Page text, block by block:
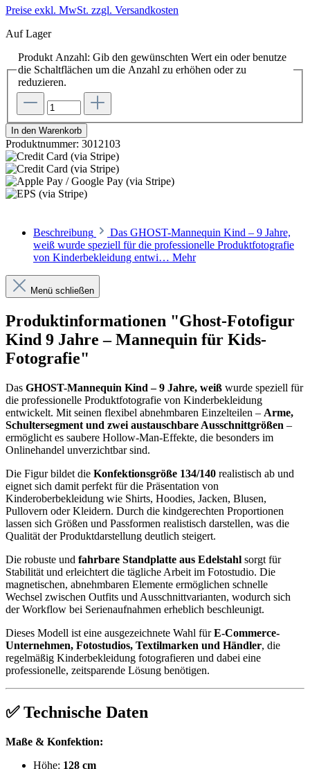
Preise exkl. MwSt. zzgl. Versandkosten
Auf Lager
Produkt Anzahl: Gib den gewünschten Wert ein oder benutze
die Schaltflächen um die Anzahl zu erhöhen oder zu
reduzieren.
In den Warenkorb
Produktnummer: 3012103
Beschreibung
Das GHOST-Mannequin Kind – 9 Jahre,
weiß wurde speziell für die professionelle Produktfotografie
von Kinderbekleidung entwi… Mehr
Menü schließen
Produktinformationen "Ghost-Fotofigur
Kind 9 Jahre – Mannequin für Kids-
Fotografie"
Das GHOST-Mannequin Kind – 9 Jahre, weiß wurde speziell für
die professionelle Produktfotografie von Kinderbekleidung
entwickelt. Mit seinen flexibel abnehmbaren Einzelteilen – Arme,
Schultersegment und zwei austauschbare Ausschnittgrößen –
ermöglicht es saubere Hollow-Man-Effekte, die besonders im
Onlinehandel unverzichtbar sind.
Die Figur bildet die Konfektionsgröße 134/140 realistisch ab und
eignet sich damit perfekt für die Präsentation von
Kinderoberbekleidung wie Shirts, Hoodies, Jacken, Blusen,
Pullovern oder Kleidern. Durch die kindgerechten Proportionen
lassen sich Größen und Passformen realistisch darstellen, was die
Qualität der Produktdarstellung deutlich steigert.
Die robuste und fahrbare Standplatte aus Edelstahl sorgt für
Stabilität und erleichtert die tägliche Arbeit im Fotostudio. Die
magnetischen, abnehmbaren Elemente ermöglichen schnelle
Wechsel zwischen Outfits und Ausschnittvarianten, wodurch sich
der Workflow bei Serienaufnahmen erheblich beschleunigt.
Dieses Modell ist eine ausgezeichnete Wahl fürE-Commerce-
Unternehmen, Fotostudios, Textilmarken und Händler, die
regelmäßig Kinderbekleidung fotografieren und dabei eine
professionelle, zeitsparende Lösung benötigen.
✅Technische Daten
Maße & Konfektion:
Höhe: 128 cm